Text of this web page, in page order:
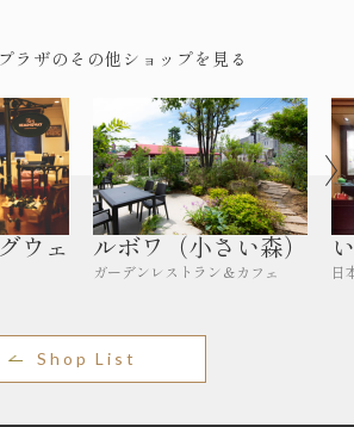
ラザのその他ショップを見る
ウェ ルボワ（小さい森）
ガーデンレストラン＆カフェ 日
Shop List